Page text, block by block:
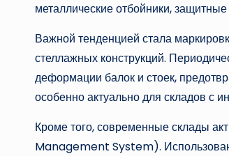
металлические отбойники,
Важной тенденцией стала
стеллажных конструкций.
деформации балок и стоек,
особенно актуально для складов с
Кроме того, современные склады
Management System).